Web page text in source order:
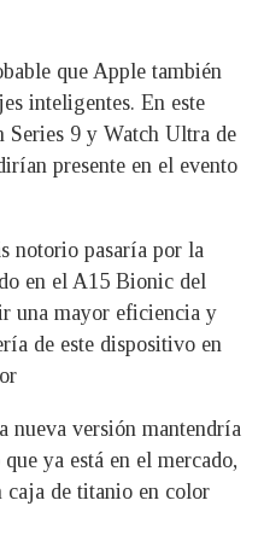
que Apple también
inteligentes. En este
Series 9 y Watch Ultra de
presente en el evento
notorio pasaría por la
en el A15 Bionic del
una mayor eficiencia y
de este dispositivo en
nueva versión mantendría
ya está en el mercado,
caja de titanio en color